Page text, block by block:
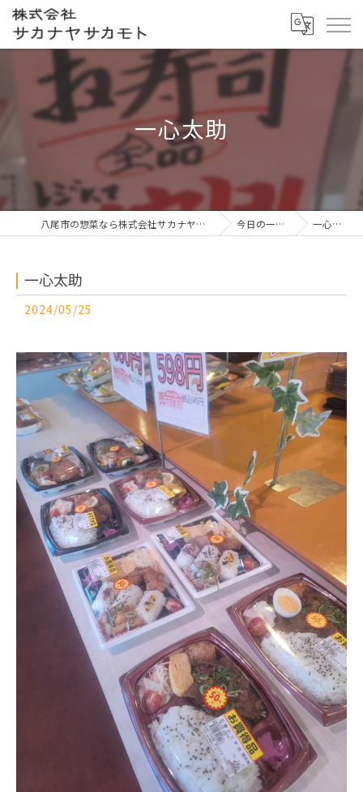
一心太助
八尾市の惣菜なら株式会社サカナヤサカモト 今日の一押し 一心太助
一心太助
2024/05/25